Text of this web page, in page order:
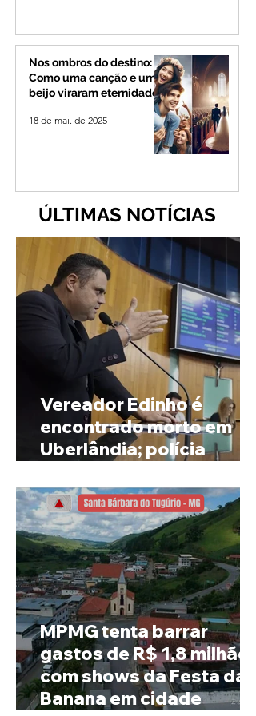
Nos ombros do destino:
Como uma canção e um
beijo viraram eternidade
18 de mai. de 2025
ÚLTIMAS NOTÍCIAS
Vereador Edinho é
encontrado morto em
Uberlândia; polícia
MPMG tenta barrar
gastos de R$ 1,8 milhão
com shows da Festa da
Banana em cidade